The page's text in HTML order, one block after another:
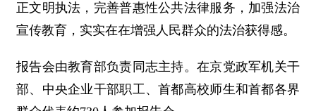
正文明执法，完善普惠性公共法律服务，加强法治
宣传教育，实实在在增强人民群众的法治获得感。
报告会由教育部负责同志主持。在京党政军机关干
部、中央企业干部职工、首都高校师生和首都各界